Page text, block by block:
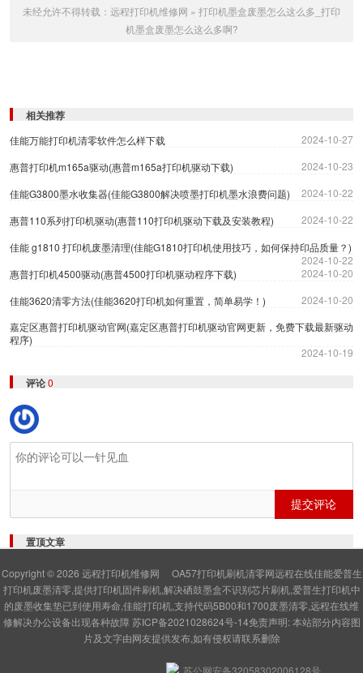
未经允许不得转载： 远程打印机维修网 » 打印机墨盒废墨怎么这么多_打印
机墨盒废墨怎么这么多啊?
相关推荐
佳能万能打印机清零软件怎么样下载
2024-10-27
惠普打印机m165a驱动(惠普m165a打印机驱动下载)
2024-10-23
佳能G3800墨水收集器(佳能G3800解决喷墨打印机墨水浪费问题)
2024-10-22
惠普110系列打印机驱动(惠普110打印机驱动下载及安装教程)
2024-10-22
佳能 g1810 打印机废墨清理(佳能G1810打印机使用技巧，如何保持印品质量？)
2024-10-22
惠普打印机4500驱动(惠普4500打印机驱动程序下载)
2024-10-20
佳能3620清零方法(佳能3620打印机如何重置，简单易学！)
2024-10-20
嘉定区惠普打印机驱动官网(嘉定区惠普打印机驱动官网更新，免费下载最新驱动
程序)
2024-10-19
评论0
提交评论
置顶文章
Copyright © 2026 远程打印机维修网
OA57打印机刷机清零网远程在线佳能爱普生
打印机废墨清零,提供打印机固件刷机,解决硒鼓墨盒不识别芯片刷机,爱普生打印机中
的废墨收集垫已到使用寿命,佳能打印机,支持代码5B00和1700废墨清零,远程在线维
修解决办公设备出现各种故障 苏ICP备2021028624号-14免责声明: 本站部分内容图
片及文字由网友提供发布,如有侵权请联系删除
苏公网安备32058302006128号